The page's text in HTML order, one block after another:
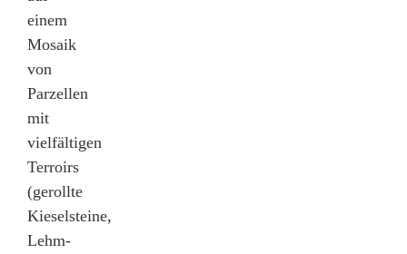
einem
Mosaik
von
Parzellen
mit
vielfältigen
Terroirs
(gerollte
Kieselsteine,
Lehm-